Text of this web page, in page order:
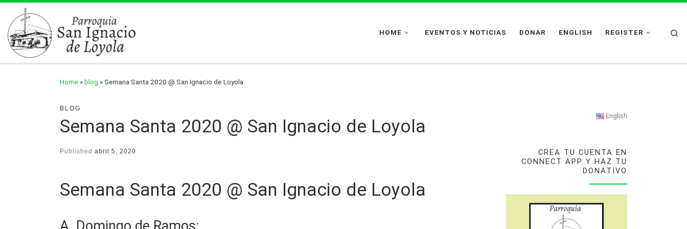
Skip to content
HOME EVENTOS Y NOTICIAS DONAR ENGLISH REGISTER
Home » blog » Semana Santa 2020 @ San Ignacio de Loyola
BLOG
Semana Santa 2020 @ San Ignacio de Loyola
Published abril 5, 2020
Semana Santa 2020 @ San Ignacio de Loyola
English
CREA TU CUENTA EN
CONNECT APP Y HAZ TU
DONATIVO